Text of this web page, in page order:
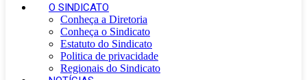
O SINDICATO
Conheça a Diretoria
Conheça o Sindicato
Estatuto do Sindicato
Politica de privacidade
Regionais do Sindicato